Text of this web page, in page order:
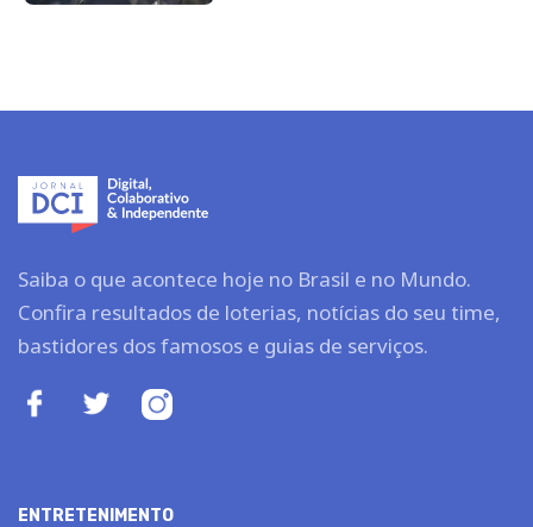
Saiba o que acontece hoje no Brasil e no Mundo.
Confira resultados de loterias, notícias do seu time,
bastidores dos famosos e guias de serviços.
ENTRETENIMENTO